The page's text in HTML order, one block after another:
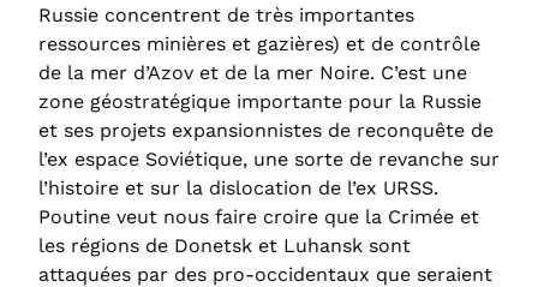
Russie concentrent de très importantes
ressources minières et gazières) et de contrôle
de la mer d’Azov et de la mer Noire. C’est une
zone géostratégique importante pour la Russie
et ses projets expansionnistes de reconquête de
l’ex espace Soviétique, une sorte de revanche sur
l’histoire et sur la dislocation de l’ex URSS.
Poutine veut nous faire croire que la Crimée et
les régions de Donetsk et Luhansk sont
attaquées par des pro-occidentaux que seraient